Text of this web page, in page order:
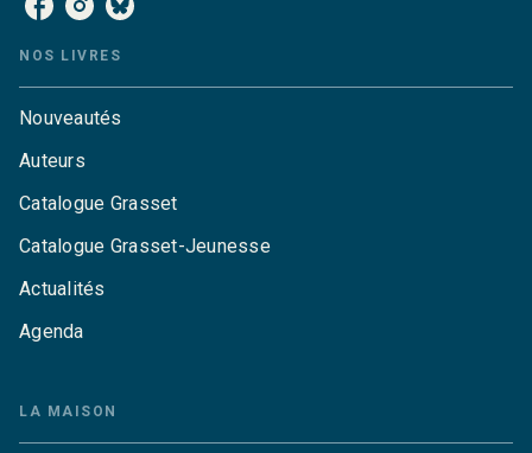
NOS LIVRES
Nouveautés
Auteurs
Catalogue Grasset
Catalogue Grasset-Jeunesse
Actualités
Agenda
LA MAISON